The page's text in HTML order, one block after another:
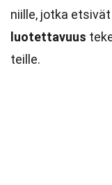
niille, jotka
luotettavuus
teille.